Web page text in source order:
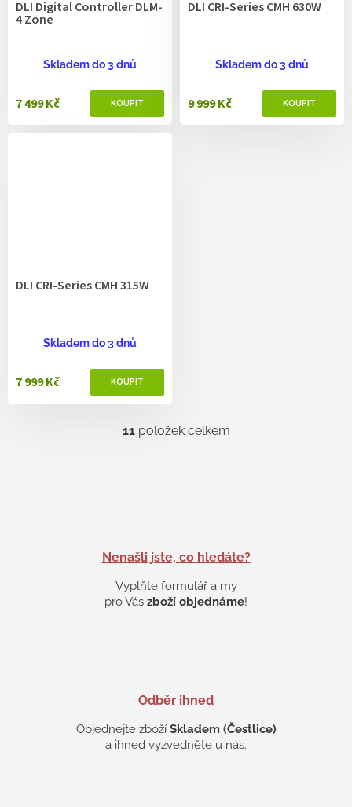
DLI Digital Controller DLM-
4 Zone
Skladem do 3 dnů
7 499 Kč
DLI CRI-Series CMH 630W
Skladem do 3 dnů
9 999 Kč
DLI CRI-Series CMH 315W
Skladem do 3 dnů
7 999 Kč
O
p
v
k
s
u
11položek celkem
Nenašli jste, co hledáte?
Vyplňte formulář a my
pro Vás zboží objednáme!
Odběr ihned
Objednejte zboží Skladem (Čestlice)
a ihned vyzvedněte u nás.